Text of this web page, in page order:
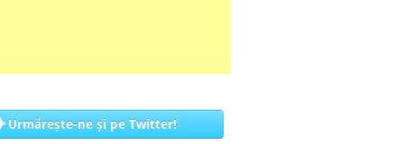
Urmărește-ne și pe Twitter!